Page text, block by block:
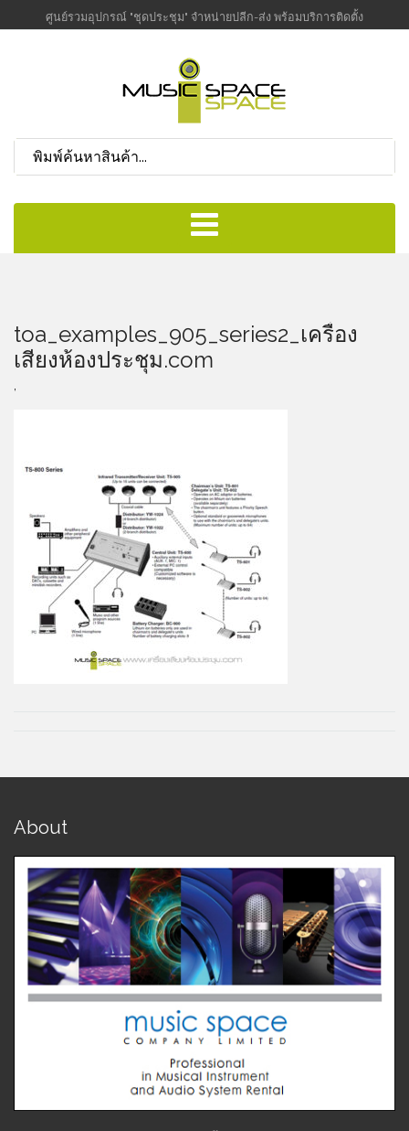
ศูนย์รวมอุปกรณ์ "ชุดประชุม" จำหน่ายปลีก-ส่ง พร้อมบริการติดตั้ง
toa_examples_905_series2_เครื่อง
เสียงห้องประชุม.com
About